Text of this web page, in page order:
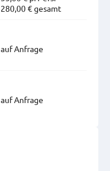
280,00 € gesamt
auf Anfrage
auf Anfrage